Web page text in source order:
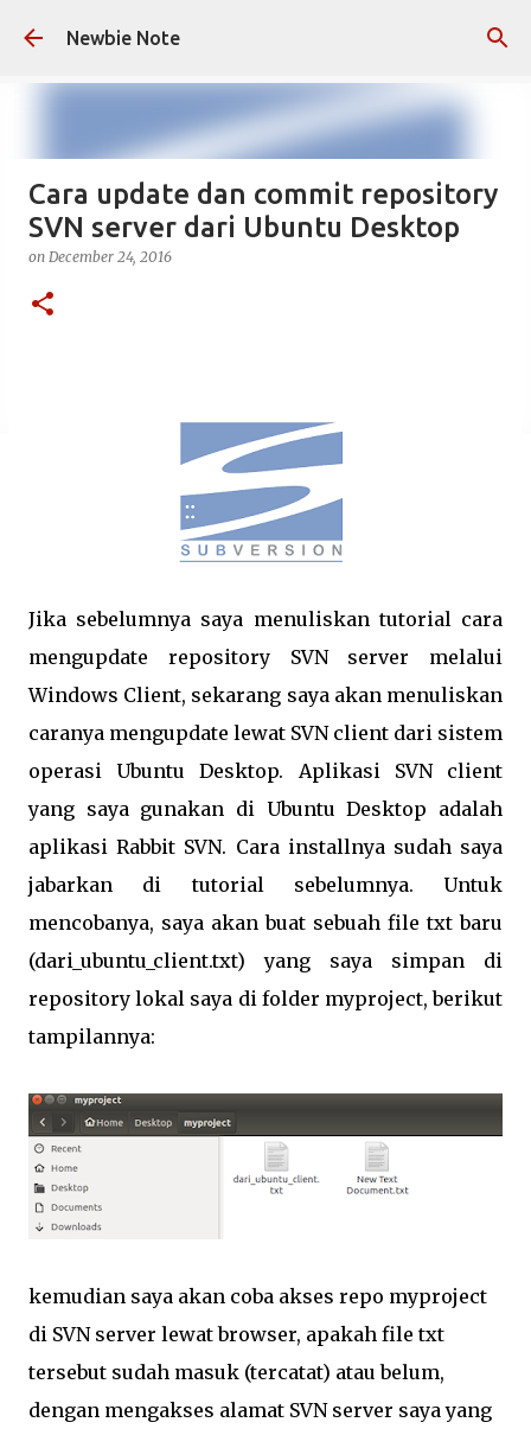
Skip to main content
Newbie Note
Cara update dan commit repository
SVN server dari Ubuntu Desktop
on December 24, 2016
Jika sebelumnya saya menuliskan tutorial cara
mengupdate repository SVN server melalui
Windows Client, sekarang saya akan menuliskan
caranya mengupdate lewat SVN client dari sistem
operasi Ubuntu Desktop. Aplikasi SVN client
yang saya gunakan di Ubuntu Desktop adalah
aplikasi Rabbit SVN. Cara installnya sudah saya
jabarkan di tutorial sebelumnya. Untuk
mencobanya, saya akan buat sebuah file txt baru
(dari_ubuntu_client.txt) yang saya simpan di
repository lokal saya di folder myproject, berikut
tampilannya:
kemudian saya akan coba akses repo myproject
di SVN server lewat browser, apakah file txt
tersebut sudah masuk (tercatat) atau belum,
dengan mengakses alamat SVN server saya yang